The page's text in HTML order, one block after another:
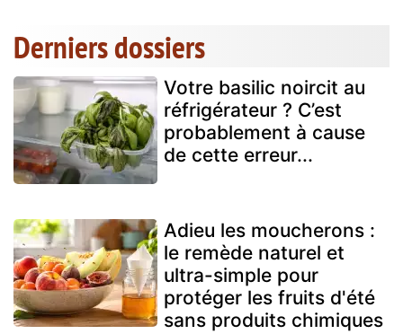
Derniers dossiers
Votre basilic noircit au
réfrigérateur ? C’est
probablement à cause
de cette erreur...
Adieu les moucherons :
le remède naturel et
ultra-simple pour
protéger les fruits d'été
sans produits chimiques